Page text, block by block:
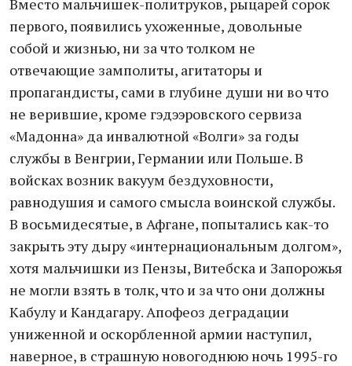
Вместо мальчишек-политруков, рыцарей сорок
первого, появились ухоженные, довольные
собой и жизнью, ни за что толком не
отвечающие замполиты, агитаторы и
пропагандисты, сами в глубине души ни во что
не верившие, кроме гэдээровского сервиза
«Мадонна» да инвалютной «Волги» за годы
службы в Венгрии, Германии или Польше. В
войсках возник вакуум бездуховности,
равнодушия и самого смысла воинской службы.
В восьмидесятые, в Афгане, попытались как-то
закрыть эту дыру «интернациональным долгом»,
хотя мальчишки из Пензы, Витебска и Запорожья
не могли взять в толк, что и за что они должны
Кабулу и Кандагару. Апофеоз деградации
униженной и оскорбленной армии наступил,
наверное, в страшную новогоднюю ночь 1995-го